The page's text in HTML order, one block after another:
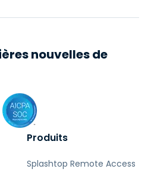
Produits
Splashtop Remote Access
nouvelles de